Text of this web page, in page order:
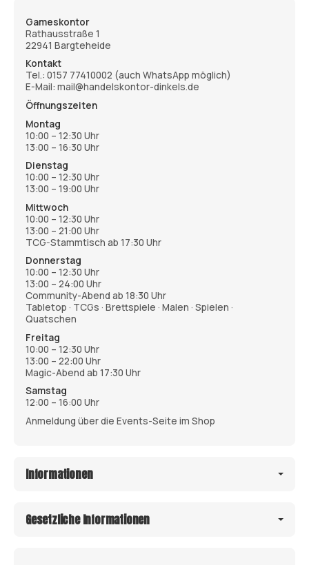
Gameskontor
Rathausstraße 1
22941 Bargteheide
Kontakt
Tel.: 0157 77410002 (auch WhatsApp möglich)
E-Mail: mail@handelskontor-dinkels.de
Öffnungszeiten
Montag
10:00 – 12:30 Uhr
13:00 – 16:30 Uhr
Dienstag
10:00 – 12:30 Uhr
13:00 – 19:00 Uhr
Mittwoch
10:00 – 12:30 Uhr
13:00 – 21:00 Uhr
TCG-Stammtisch ab 17:30 Uhr
Donnerstag
10:00 – 12:30 Uhr
13:00 – 24:00 Uhr
Community-Abend ab 18:30 Uhr
Tabletop · TCGs · Brettspiele · Malen · Spielen ·
Quatschen
Freitag
10:00 – 12:30 Uhr
13:00 – 22:00 Uhr
Magic-Abend ab 17:30 Uhr
Samstag
12:00 – 16:00 Uhr
Anmeldung über die Events-Seite im Shop
Informationen
Gesetzliche Informationen